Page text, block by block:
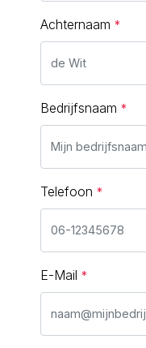
Achternaam
Bedrijfsnaam
Telefoon
E-Mail